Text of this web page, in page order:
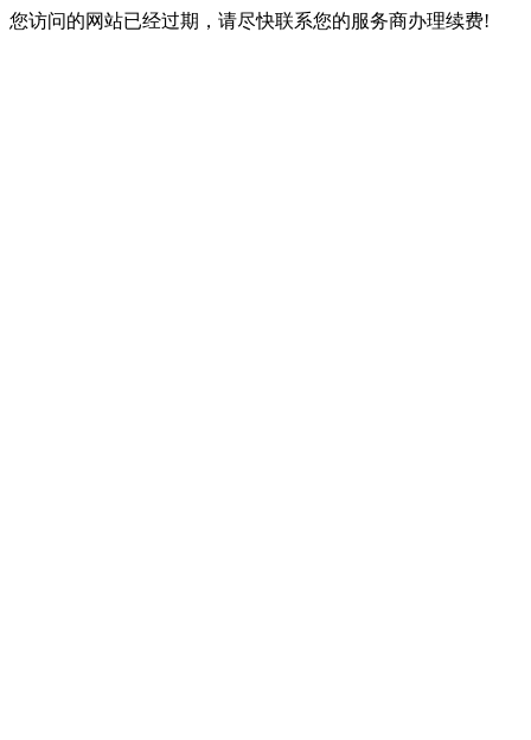
您访问的网站已经过期，请尽快联系您的服务商办理续费!